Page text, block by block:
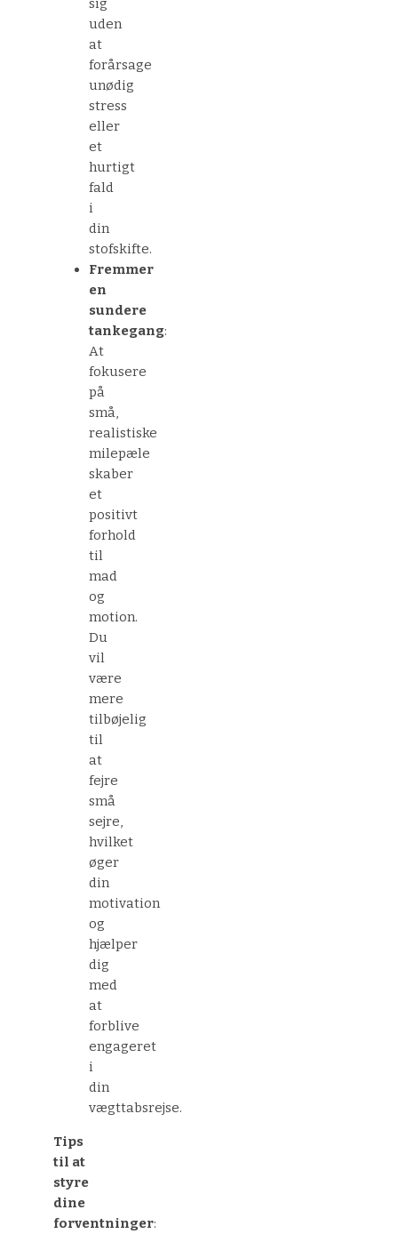
sig
uden
at
forårsage
unødig
stress
eller
et
hurtigt
fald
i
din
stofskifte.
Fremmer
en
sundere
tankegang:
At
fokusere
på
små,
realistiske
milepæle
skaber
et
positivt
forhold
til
mad
og
motion.
Du
vil
være
mere
tilbøjelig
til
at
fejre
små
sejre,
hvilket
øger
din
motivation
og
hjælper
dig
med
at
forblive
engageret
i
din
vægttabsrejse.
Tips
til at
styre
dine
forventninger: